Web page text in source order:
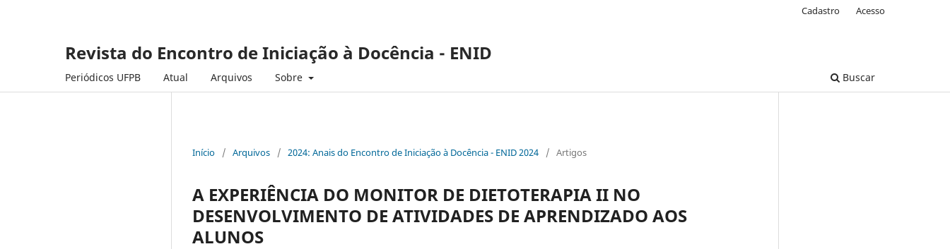
Revista do Encontro de Iniciação à Docência - ENID
Periódicos UFPB Atual Arquivos Sobre Buscar
Cadastro Acesso
Início / Arquivos / 2024: Anais do Encontro de Iniciação à Docência - ENID 2024 / Artigos
A EXPERIÊNCIA DO MONITOR DE DIETOTERAPIA II NO
DESENVOLVIMENTO DE ATIVIDADES DE APRENDIZADO AOS
ALUNOS